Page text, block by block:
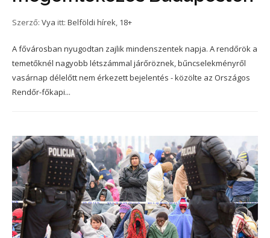
Szerző: Vya itt: Belföldi hírek, 18+
A fővárosban nyugodtan zajlik mindenszentek napja. A rendőrök a
temetőknél nagyobb létszámmal járőröznek, bűncselekményről
vasárnap délelőtt nem érkezett bejelentés - közölte az Országos
Rendőr-főkapi...